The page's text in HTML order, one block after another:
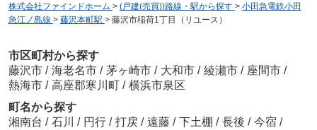
株式会社ファインドホーム > (戸建(売買))路線・駅から探す > 小田急電鉄小田
急江ノ島線 > 藤沢本町駅 > 藤沢市稲荷1丁目（リユース）
市区町村から探す
藤沢市 / 海老名市 / 茅ヶ崎市 / 大和市 / 綾瀬市 / 座間市 /
熱海市 / 高座郡寒川町 / 横浜市泉区
町名から探す
湘南台 / 石川 / 円行 / 打戻 / 遠藤 / 下土棚 / 長後 / 今宿 /